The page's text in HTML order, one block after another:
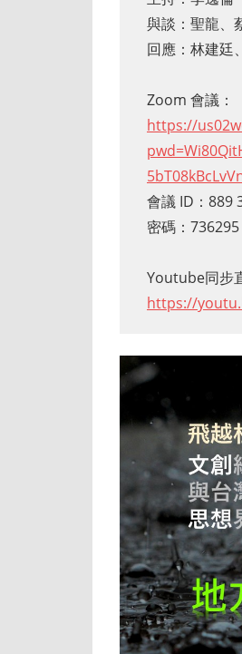
與談：聖龍、
回應：林建廷
Zoom 會議：
https://
會議 ID：889
密碼：736295
Youtube同步
https://